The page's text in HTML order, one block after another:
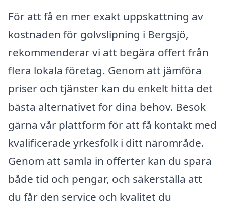
För att få en mer exakt uppskattning av
kostnaden för golvslipning i Bergsjö,
rekommenderar vi att begära offert från
flera lokala företag. Genom att jämföra
priser och tjänster kan du enkelt hitta det
bästa alternativet för dina behov. Besök
gärna vår plattform för att få kontakt med
kvalificerade yrkesfolk i ditt närområde.
Genom att samla in offerter kan du spara
både tid och pengar, och säkerställa att
du får den service och kvalitet du